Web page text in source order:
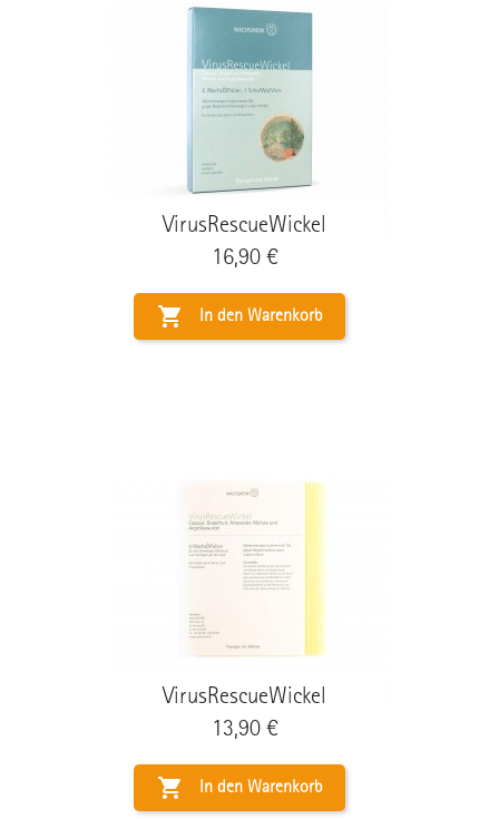
VirusRescueWickel
Preis
16,90 €
 In den Warenkorb
VirusRescueWickel
Preis
13,90 €
 In den Warenkorb